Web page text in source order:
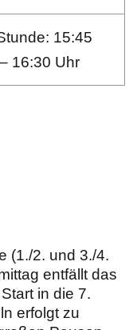
15:45
16:30 Uhr
(1./2. und 3./4.
entfällt das
in die 7.
erfolgt zu